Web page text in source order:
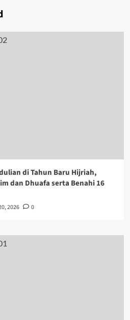
di Tahun Baru Hijriah,
dan Dhuafa serta Benahi 16
2026 0